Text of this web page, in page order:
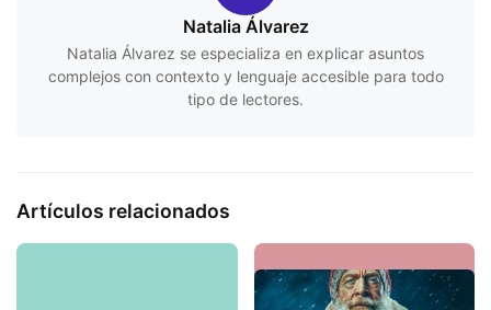
Natalia Álvarez
Natalia Álvarez se especializa en explicar asuntos
complejos con contexto y lenguaje accesible para todo
tipo de lectores.
Artículos relacionados